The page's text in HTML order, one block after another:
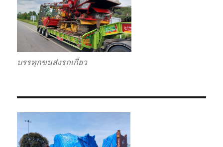
บรรทุกขนส่งรถเกี่ยว